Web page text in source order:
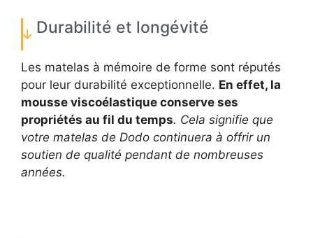
Durabilité et longévité
Les matelas à mémoire de forme sont réputés
pour leur durabilité exceptionnelle. En effet, la
mousse viscoélastique conserve ses
propriétés au fil du temps. Cela signifie que
votre matelas de Dodo continuera à offrir un
soutien de qualité pendant de nombreuses
années.